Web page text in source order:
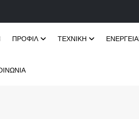
ΠΡΟΦΊΛ ΤΕΧΝΙΚΉ